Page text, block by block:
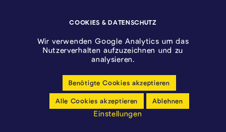
Cookie-Einstellungen anpassen
Barrierfreiheitserklärung
COOKIES & DATENSCHUTZ
Wir verwenden Google Analytics um das
Nutzerverhalten aufzuzeichnen und zu
analysieren.
Benötigte Cookies akzeptieren
Alle Cookies akzeptieren Ablehnen
Einstellungen